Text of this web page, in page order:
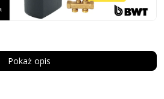
Pokaż opis